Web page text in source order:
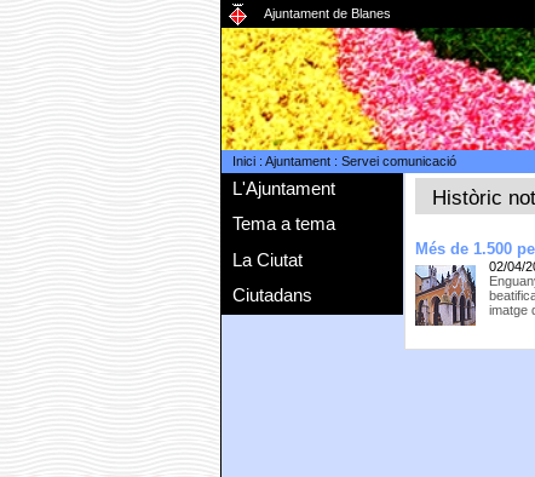
Ajuntament de Blanes
Inici: Ajuntament: Servei comunicació
L'Ajuntament
Tema a tema
La Ciutat
Ciutadans
Històric
Més de 1.500
02/04/
imatge